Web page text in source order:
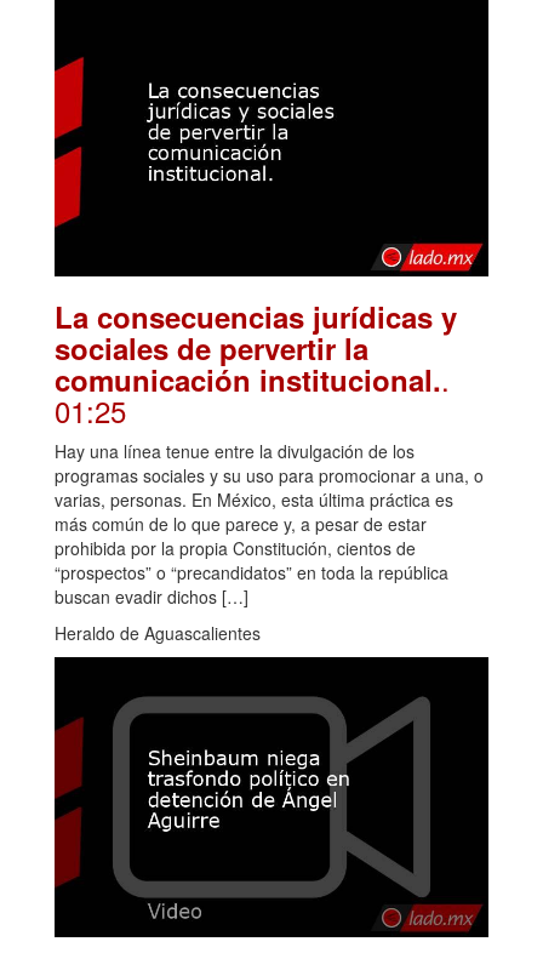
La consecuencias jurídicas y
sociales de pervertir la
comunicación institucional..
01:25
Hay una línea tenue entre la divulgación de los
programas sociales y su uso para promocionar a una, o
varias, personas. En México, esta última práctica es
más común de lo que parece y, a pesar de estar
prohibida por la propia Constitución, cientos de
“prospectos” o “precandidatos” en toda la república
buscan evadir dichos […]
Heraldo de Aguascalientes